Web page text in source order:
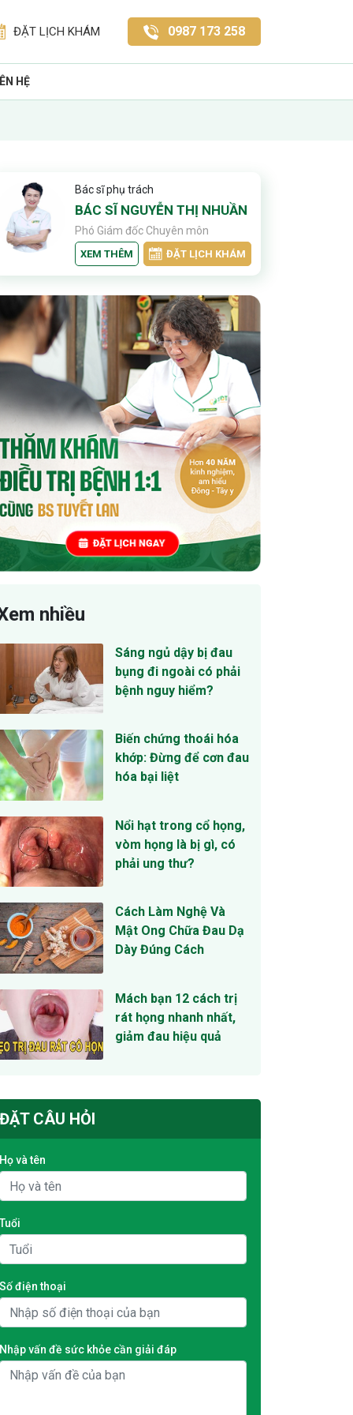
ĐẶT LỊCH KHÁM 0987 173 258
HỆ
Bác sĩ phụ trách
BÁC SĨ NGUYỄN THỊ NHUẦN
Phó Giám đốc Chuyên môn
XEM THÊM ĐẶT LỊCH KHÁM
nhiều
Sáng ngủ dậy bị đau
bụng đi ngoài có phải
bệnh nguy hiểm?
Biến chứng thoái hóa
khớp: Đừng để cơn đau
hóa bại liệt
Nổi hạt trong cổ họng,
vòm họng là bị gì, có
phải ung thư?
Cách Làm Nghệ Và
Mật Ong Chữa Đau Dạ
Dày Đúng Cách
Mách bạn 12 cách trị
rát họng nhanh nhất,
giảm đau hiệu quả
ĐẶT CÂU HỎI
Họ và tên
Tuổi
Số điện thoại
Nhập vấn đề sức khỏe cần giải đáp